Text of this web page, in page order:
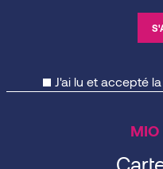
J'ai lu et accepté la
MIO